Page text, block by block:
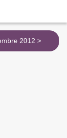
4 septembre 2012 >